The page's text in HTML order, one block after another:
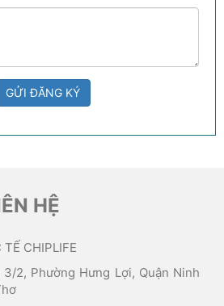
GỬI ĐĂNG KÝ
HỆ
CHIPLIFE
2, Phường Hưng Lợi, Quận Ninh